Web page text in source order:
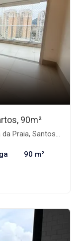
90m²
Praia, Santos-SP
90 m²